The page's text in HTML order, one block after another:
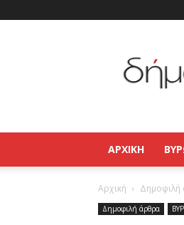
ΑΡΧΙΚΉ
Αρχική
Δημοφιλή άρθρα